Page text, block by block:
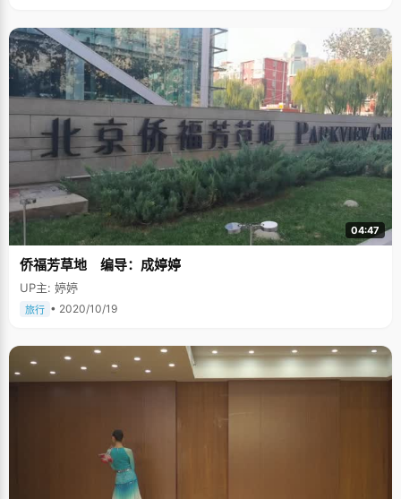
04:47
侨福芳草地 编导：成婷婷
UP主: 婷婷
旅行 • 2020/10/19